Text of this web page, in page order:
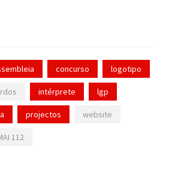
concurso logotipo
intérprete lgp
projectos website
112